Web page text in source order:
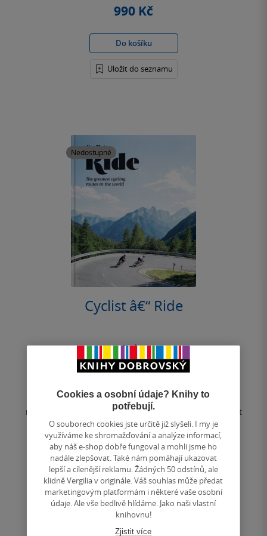
990 Kč
Do košíku
Uložit do seznamu
Nedostupné
Cyclist â€“ Ride
Cyclist
0.0
z
hvězdiček
Explore 50 of the greatest, most thrilling road cycling
routes the world has to offer, guided by the experts at
the world''s biggest road...
Nedostupné
Uložit do seznamu
Cookies a osobní údaje? Knihy to
potřebují.
O souborech cookies jste určitě již slyšeli. I my je
využíváme ke shromažďování a analýze informací,
aby náš e-shop dobře fungoval a mohli jsme ho
nadále zlepšovat. Také nám pomáhají ukazovat
lepší a cílenější reklamu. Žádných 50 odstínů, ale
klidně Vergilia v originále. Váš souhlas může předat
marketingovým platformám i některé vaše osobní
údaje. Ale vše bedlivě hlídáme. Jako naši vlastní
knihovnu!
Zjistit více